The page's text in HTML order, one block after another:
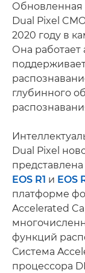
Обновленная
Dual Pixel
2020 году в
Она
глубинного
Dual Pixel
EOS R1 и EOS
платформе
Accelerated
функций
Система
процессора